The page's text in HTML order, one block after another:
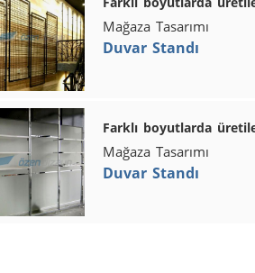
Mağaza Tasarımı
Duvar Standı
Farklı boyutlarda
Mağaza Tasarımı
Duvar Standı